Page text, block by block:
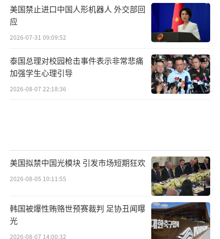
美国禁止进口中国人形机器人 外交部回
应
2026-07-31 09:09:52
泰国总理对校园枪击事件表示非常悲痛
加强学生心理引导
2026-08-07 22:18:36
美国拟禁中国光模块 引发市场短期狂欢
2026-08-05 10:11:55
韩国被爆性贿赂世预赛裁判 足协丑闻曝
光
2026-08-07 14:00:32